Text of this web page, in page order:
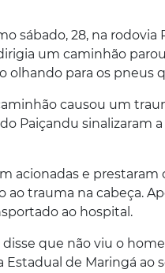
sábado, 28, na rodovia
um caminhão
olhando para os pneus
causou um
Paiçandu sinalizaram
acionadas e
trauma na cabeça.
ao hospital.
que não viu o
Estadual de Maringá